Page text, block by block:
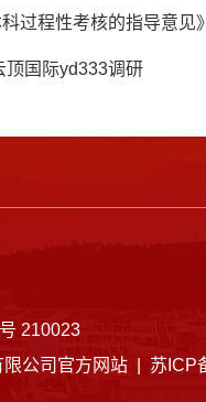
过程性考核的指导意见》
顶国际yd333调研
210023
公司官方网站 | 苏